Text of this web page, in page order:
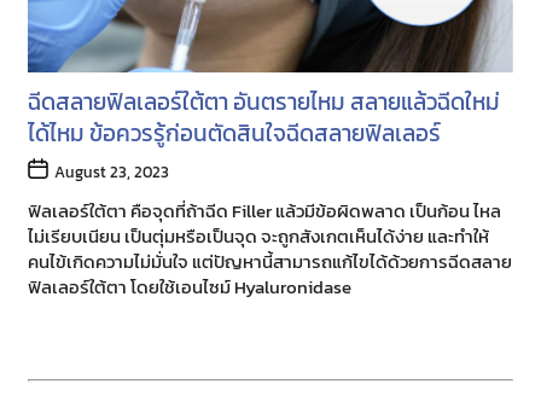
ฉีดสลายฟิลเลอร์ใต้ตา อันตรายไหม สลายแล้วฉีดใหม่
ได้ไหม ข้อควรรู้ก่อนตัดสินใจฉีดสลายฟิลเลอร์
Post
date
August 23, 2023
ฟิลเลอร์ใต้ตา คือจุดที่ถ้าฉีด Filler แล้วมีข้อผิดพลาด เป็นก้อน ไหล
ไม่เรียบเนียน เป็นตุ่มหรือเป็นจุด จะถูกสังเกตเห็นได้ง่าย และทำให้
คนไข้เกิดความไม่มั่นใจ แต่ปัญหานี้สามารถแก้ไขได้ด้วยการฉีดสลาย
ฟิลเลอร์ใต้ตา โดยใช้เอนไซม์ Hyaluronidase